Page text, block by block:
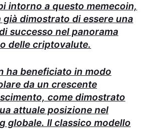
intorno a questo memecoin,
già dimostrato di essere una
successo nel panorama
delle criptovalute.
ha beneficiato in modo
da un crescente
come dimostrato
attuale posizione nel
globale. Il classico modello